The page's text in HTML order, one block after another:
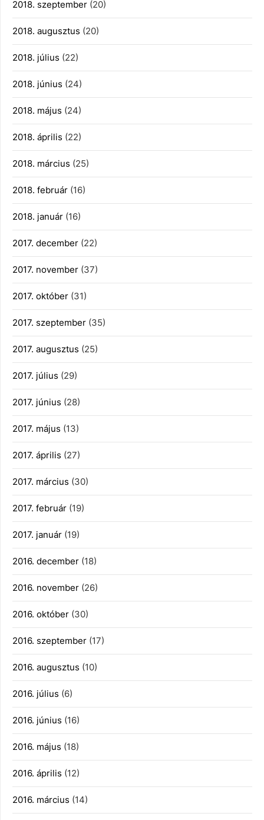
2018. szeptember (20)
2018. augusztus (20)
2018. július (22)
2018. június (24)
2018. május (24)
2018. április (22)
2018. március (25)
2018. február (16)
2018. január (16)
2017. december (22)
2017. november (37)
2017. október (31)
2017. szeptember (35)
2017. augusztus (25)
2017. július (29)
2017. június (28)
2017. május (13)
2017. április (27)
2017. március (30)
2017. február (19)
2017. január (19)
2016. december (18)
2016. november (26)
2016. október (30)
2016. szeptember (17)
2016. augusztus (10)
2016. július (6)
2016. június (16)
2016. május (18)
2016. április (12)
2016. március (14)